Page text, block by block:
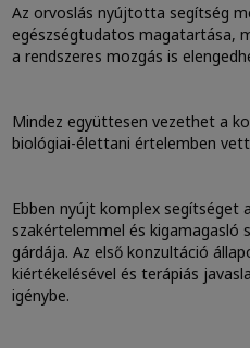
Az orvoslás nyújtotta segítség
egészségtudatos magatartása,
a rendszeres mozgás is
Mindez együttesen vezethet a
biológiai-élettani értelemben
Ebben nyújt komplex segítséget
szakértelemmel és kigamagasló
gárdája. Az első konzultáció
kiértékelésével és terápiás
igénybe.